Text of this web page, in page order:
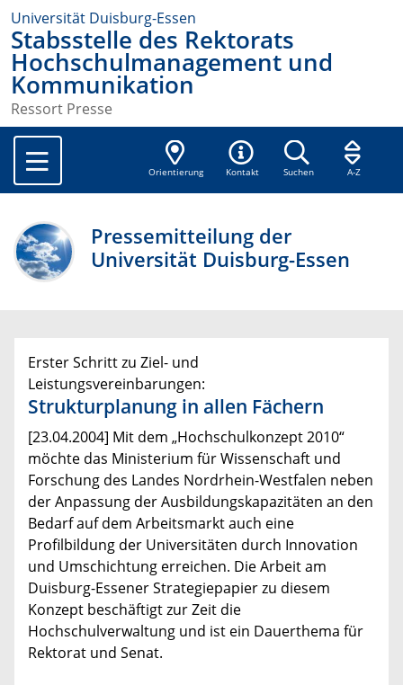
Universität Duisburg-Essen
Stabsstelle des Rektorats
Hochschulmanagement und
Kommunikation
Ressort Presse
Orientierung Kontakt Suchen A-Z
Pressemitteilung der
Universität Duisburg-Essen
Erster Schritt zu Ziel- und
Leistungsvereinbarungen:
Strukturplanung in allen Fächern
[23.04.2004] Mit dem „Hochschulkonzept 2010“
möchte das Ministerium für Wissenschaft und
Forschung des Landes Nordrhein-Westfalen neben
der Anpassung der Ausbildungskapazitäten an den
Bedarf auf dem Arbeitsmarkt auch eine
Profilbildung der Universitäten durch Innovation
und Umschichtung erreichen. Die Arbeit am
Duisburg-Essener Strategiepapier zu diesem
Konzept beschäftigt zur Zeit die
Hochschulverwaltung und ist ein Dauerthema für
Rektorat und Senat.